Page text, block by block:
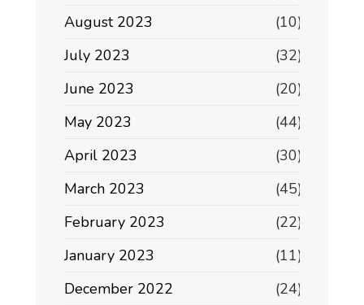
August 2023
(10)
July 2023
(32)
June 2023
(20)
May 2023
(44)
April 2023
(30)
March 2023
(45)
February 2023
(22)
January 2023
(11)
December 2022
(24)